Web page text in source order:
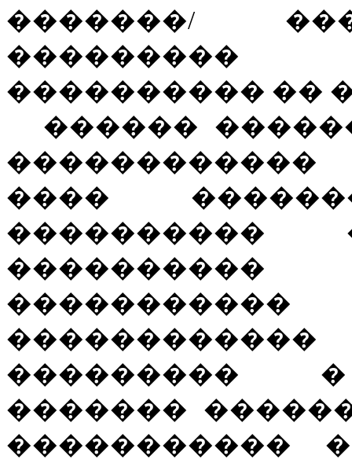
�������/
���������� ��
������
����
����������
��������� �
�������
�����������